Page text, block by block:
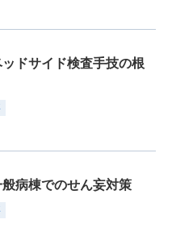
ッドサイド検査手技の根
般病棟でのせん妄対策